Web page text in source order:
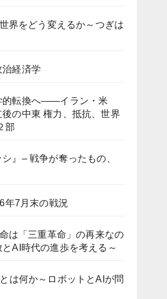
界をどう変えるか～つぎは
経済学
的転換へ――イラン・米
の中東 権力、抵抗、世界
部
』– 戦争が奪ったもの、
年7月末の戦況
は「三重革命」の再来なの
AI時代の進歩を考える～
は何か～ロボットとAIが問